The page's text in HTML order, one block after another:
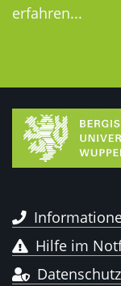
erfahren...
Hilfe im
Datenschutz